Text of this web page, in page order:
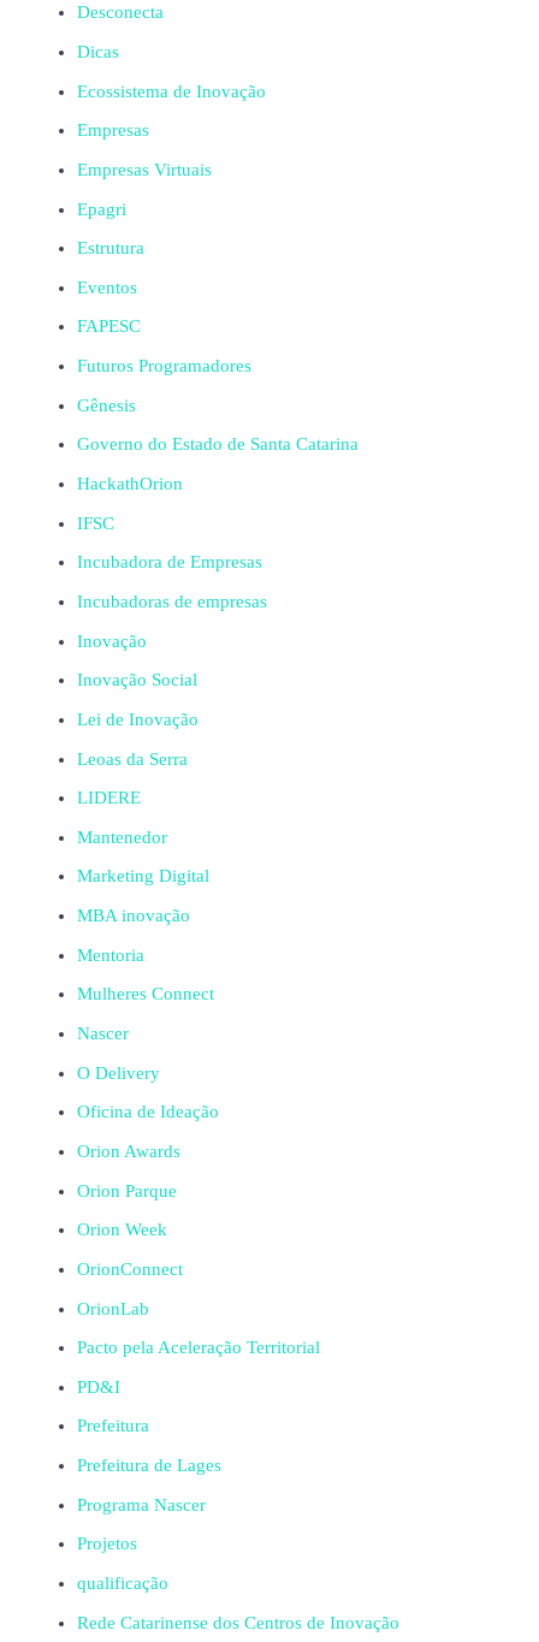
Desconecta
Dicas
Ecossistema de Inovação
Empresas
Empresas Virtuais
Epagri
Estrutura
Eventos
FAPESC
Futuros Programadores
Gênesis
Governo do Estado de Santa Catarina
HackathOrion
IFSC
Incubadora de Empresas
Incubadoras de empresas
Inovação
Inovação Social
Lei de Inovação
Leoas da Serra
LIDERE
Mantenedor
Marketing Digital
MBA inovação
Mentoria
Mulheres Connect
Nascer
O Delivery
Oficina de Ideação
Orion Awards
Orion Parque
Orion Week
OrionConnect
OrionLab
Pacto pela Aceleração Territorial
PD&I
Prefeitura
Prefeitura de Lages
Programa Nascer
Projetos
qualificação
Rede Catarinense dos Centros de Inovação